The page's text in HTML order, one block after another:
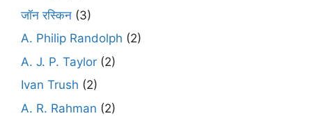
जॉन रस्किन (3)
A. Philip Randolph (2)
A. J. P. Taylor (2)
Ivan Trush (2)
A. R. Rahman (2)